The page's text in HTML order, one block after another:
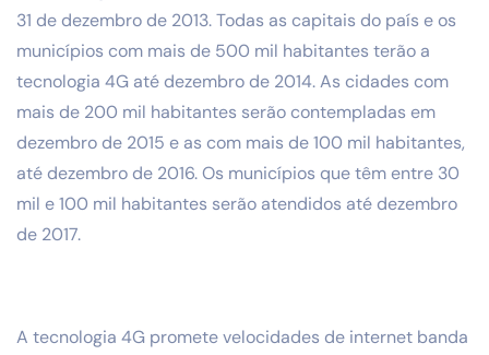
31 de dezembro de 2013. Todas as capitais do país e os
municípios com mais de 500 mil habitantes terão a
tecnologia 4G até dezembro de 2014. As cidades com
mais de 200 mil habitantes serão contempladas em
dezembro de 2015 e as com mais de 100 mil habitantes,
até dezembro de 2016. Os municípios que têm entre 30
mil e 100 mil habitantes serão atendidos até dezembro
de 2017.
A tecnologia 4G promete velocidades de internet banda